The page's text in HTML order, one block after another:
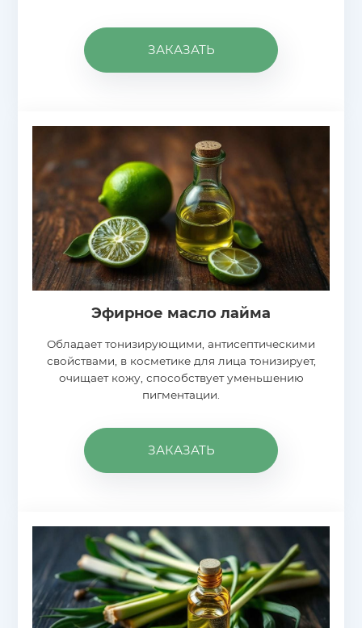
ЗАКАЗАТЬ
Эфирное масло лайма
Обладает тонизирующими, антисептическими
свойствами, в косметике для лица тонизирует,
очищает кожу, способствует уменьшению
пигментации.
ЗАКАЗАТЬ